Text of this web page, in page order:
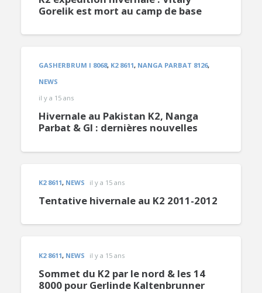
Gorelik est mort au camp de base
GASHERBRUM I 8068, K2 8611, NANGA PARBAT 8126,
NEWS
il y a 15 ans
Hivernale au Pakistan K2, Nanga
Parbat & GI : dernières nouvelles
K2 8611, NEWS il y a 15 ans
Tentative hivernale au K2 2011-2012
K2 8611, NEWS il y a 15 ans
Sommet du K2 par le nord & les 14
8000 pour Gerlinde Kaltenbrunner